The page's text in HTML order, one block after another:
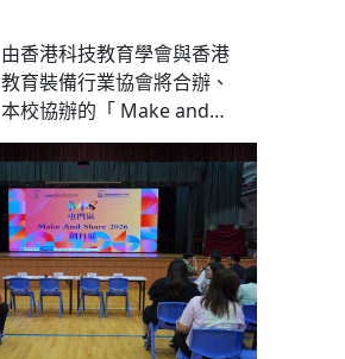
由香港科技教育學會與香港
教育裝備行業協會將合辦、
本校協辦的「 Make and
Share 2026 創科展」 已於
11/7/2026順利完成，當天
非常榮幸匯聚了來自全港
250位中小學學生、教師、
家長及多間創科教育參展
商...